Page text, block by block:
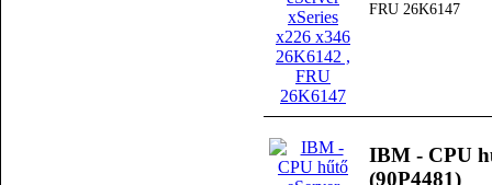
FRU 26K6147
IBM - CPU
(90P4481)